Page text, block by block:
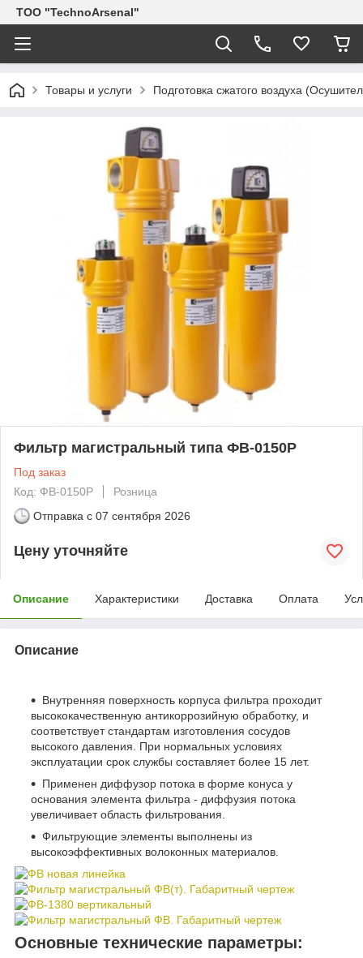
ТОО "TechnoArsenal"
Товары и услуги Подготовка сжатого воздуха
Фильтр магистральный типа ФВ-0150P
Под заказ
Код: ФВ-0150P
Розница
Отправка с 07 сентября 2026
Цену уточняйте
Описание Характеристики Доставка Оплата
Описание
Внутренняя поверхность корпуса фильтра проходит
высококачественную антикоррозийную обработку, и
соответствует стандартам изготовления сосудов
высокого давления. При нормальных условиях
эксплуатации срок службы составляет более 15 лет.
Применен диффузор потока в форме конуса у
основания элемента фильтра - диффузия потока
увеличивает область фильтрования.
Фильтрующие элементы выполнены из
высокоэффективных волоконных материалов.
Основные технические параметры: